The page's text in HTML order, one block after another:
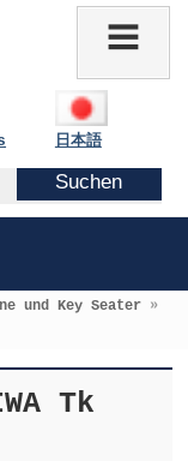
日本語
und Key Seater »
Tk